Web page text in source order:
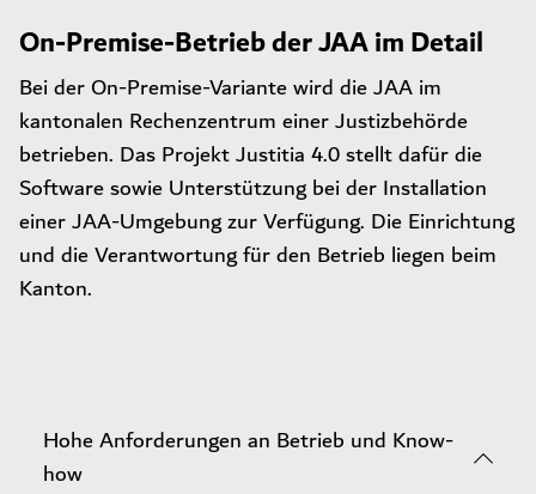
On-Premise-Betrieb der JAA im Detail
Bei der On-Premise-Variante wird die JAA im
kantonalen Rechenzentrum einer Justizbehörde
betrieben. Das Projekt Justitia 4.0 stellt dafür die
Software sowie Unterstützung bei der Installation
einer JAA-Umgebung zur Verfügung. Die Einrichtung
und die Verantwortung für den Betrieb liegen beim
Kanton.
Hohe Anforderungen an Betrieb und Know-
how